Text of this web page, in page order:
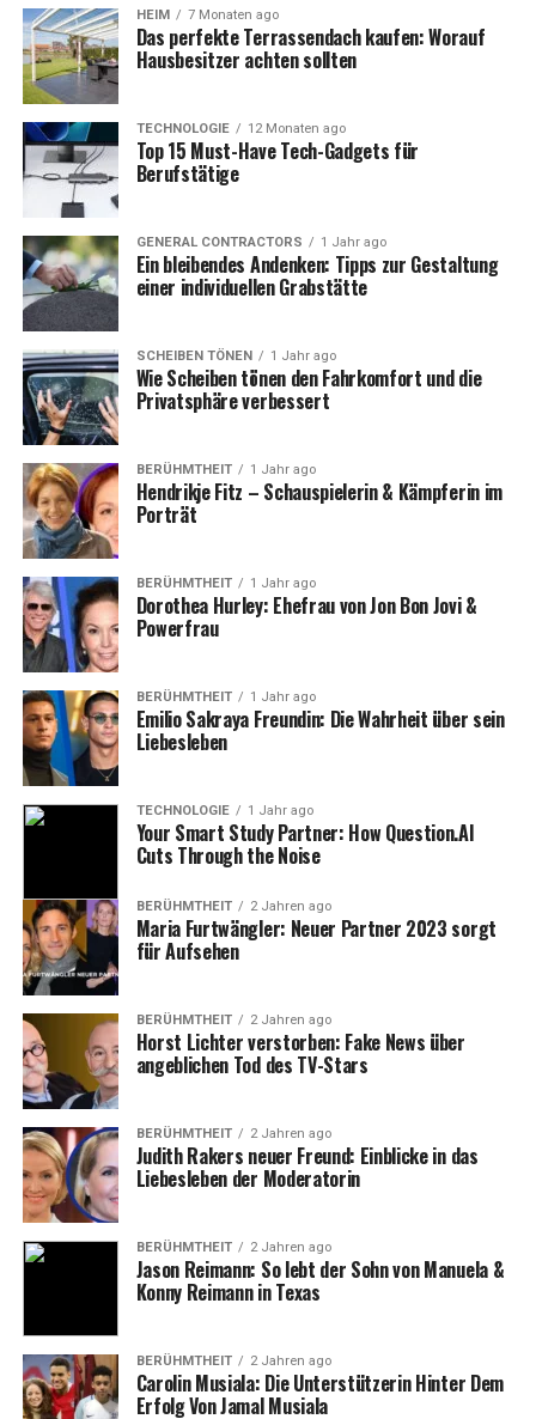
lebensverändernde Erfahrung
Kurzbiografie: Peter Maffay
Feld
Information
Name
Geburtsdatum
Geburtsort
Brașov, Siebenbürgen (heute
Rumänien)
Herkunft
ausgewandert
Beruf
Musiker, Komponist,
Produzent
Musikalischer Stil
Bekannt durch
Hits wie „Du“ und „Über
sieben Brücken musst du
Erste Erfolge
Tourneen
Familie
Verheiratet, Vater von
Persönliche Krise
einer Autoimmunerkrankung
Erkrankung
Autoimmunerkrankung, die
Lebenswandel
Nach der Diagnose Rückzug
von intensiven Tourneen,
Fokus auf Gesundheit
Wichtige Erkenntnis
Fokussierung auf Gesundheit
und Familie, wertschätzender
Umgang mit dem Leben
Aktuelle Projekte
Musiktherapie, Auszeiten von
Tourneen
Die erste Begegnung mit der
Krankheit
Peter Maffay, geboren 1949 in Siebenbürgen, erlebte in
seinem Leben viele Höhen und Tiefen. Doch eine
Erkrankung, die ihn im späten Erwachsenenalter traf,
sollte alles verändern. Im Jahr 2017 erkrankte Maffay an
forderte, sondern auch emotional und psychisch an
seine Grenzen brachte. Der Sänger und Musiker, der in
den vergangenen Jahrzehnten unermüdlich auf der
HEIM 7 Monaten ago
Das perfekte Terrassendach kaufen: Worauf
Hausbesitzer achten sollten
TECHNOLOGIE 12 Monaten ago
Top 15 Must-Have Tech-Gadgets für
Berufstätige
GENERAL CONTRACTORS 1 Jahr ago
Ein bleibendes Andenken: Tipps zur Gestaltung
einer individuellen Grabstätte
SCHEIBEN TÖNEN 1 Jahr ago
Wie Scheiben tönen den Fahrkomfort und die
Privatsphäre verbessert
BERÜHMTHEIT 1 Jahr ago
Hendrikje Fitz – Schauspielerin & Kämpferin im
Porträt
BERÜHMTHEIT 1 Jahr ago
Dorothea Hurley: Ehefrau von Jon Bon Jovi &
Powerfrau
BERÜHMTHEIT 1 Jahr ago
Emilio Sakraya Freundin: Die Wahrheit über sein
Liebesleben
TECHNOLOGIE 1 Jahr ago
Your Smart Study Partner: How Question.AI
Cuts Through the Noise
BERÜHMTHEIT 2 Jahren ago
Maria Furtwängler: Neuer Partner 2023 sorgt
für Aufsehen
BERÜHMTHEIT 2 Jahren ago
Horst Lichter verstorben: Fake News über
angeblichen Tod des TV-Stars
BERÜHMTHEIT 2 Jahren ago
Judith Rakers neuer Freund: Einblicke in das
Liebesleben der Moderatorin
BERÜHMTHEIT 2 Jahren ago
Jason Reimann: So lebt der Sohn von Manuela &
Konny Reimann in Texas
BERÜHMTHEIT 2 Jahren ago
Carolin Musiala: Die Unterstützerin Hinter Dem
Erfolg Von Jamal Musiala